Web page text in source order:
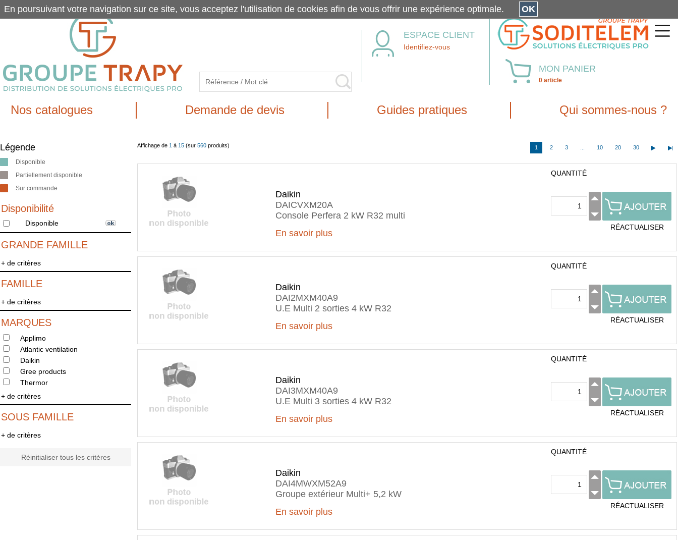
ESPACE CLIENT
Identifiez-vous
MON PANIER
0 article
Nos catalogues Demande de devis Guides pratiques Qui sommes-nous ?
Légende
Disponible
Partiellement disponible
Sur commande
Disponibilité
Disponible
GRANDE FAMILLE
+ de critères
FAMILLE
+ de critères
MARQUES
Applimo
Atlantic ventilation
Daikin
Gree products
Thermor
+ de critères
SOUS FAMILLE
+ de critères
Réinitialiser tous les critères
Affichage de 1 à 15 (sur 560 produits) 1 2 3 10 20 30
Daikin
DAICVXM20A
Console Perfera 2 kW R32 multi
En savoir plus
QUANTITÉ
RÉACTUALISER
Daikin
DAI2MXM40A9
U.E Multi 2 sorties 4 kW R32
En savoir plus
QUANTITÉ
RÉACTUALISER
Daikin
DAI3MXM40A9
U.E Multi 3 sorties 4 kW R32
En savoir plus
QUANTITÉ
RÉACTUALISER
Daikin
DAI4MWXM52A9
Groupe extérieur Multi+ 5,2 kW
En savoir plus
QUANTITÉ
RÉACTUALISER
En poursuivant votre navigation sur ce site, vous acceptez l'utilisation de cookies afin de vous offrir une expérience optimale. OK